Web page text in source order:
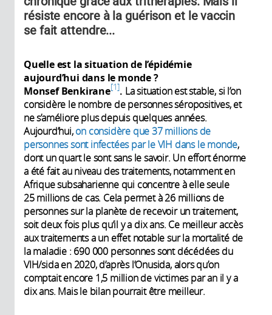
résiste encore à la guérison et le vaccin
se fait attendre...
Quelle est la situation de l’épidémie
aujourd’hui dans le monde ?
Monsef Benkirane 1 . La situation est stable, si l’on
considère le nombre de personnes séropositives, et
ne s’améliore plus depuis quelques années.
Aujourd’hui,on considère que 37 millions de
personnes sont infectées par le VIH dans le monde,
dont un quart le sont sans le savoir. Un effort énorme
a été fait au niveau des traitements, notamment en
Afrique subsaharienne qui concentre à elle seule
25 millions de cas. Cela permet à 26 millions de
personnes sur la planète de recevoir un traitement,
soit deux fois plus qu’il y a dix ans. Ce meilleur accès
aux traitements a un effet notable sur la mortalité de
la maladie : 690 000 personnes sont décédées du
VIH/sida en 2020, d’après l’Onusida, alors qu’on
comptait encore 1,5 million de victimes par an il y a
dix ans. Mais le bilan pourrait être meilleur.